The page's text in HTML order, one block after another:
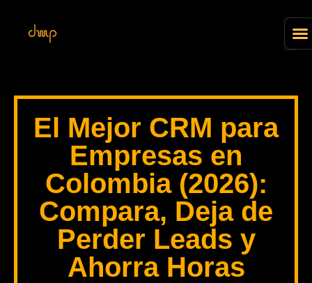
El Mejor CRM para
Empresas en
Colombia (2026):
Compara, Deja de
Perder Leads y
Ahorra Horas